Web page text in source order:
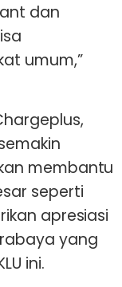
dan
umum,”
membantu
seperti
apresiasi
yang
ini.